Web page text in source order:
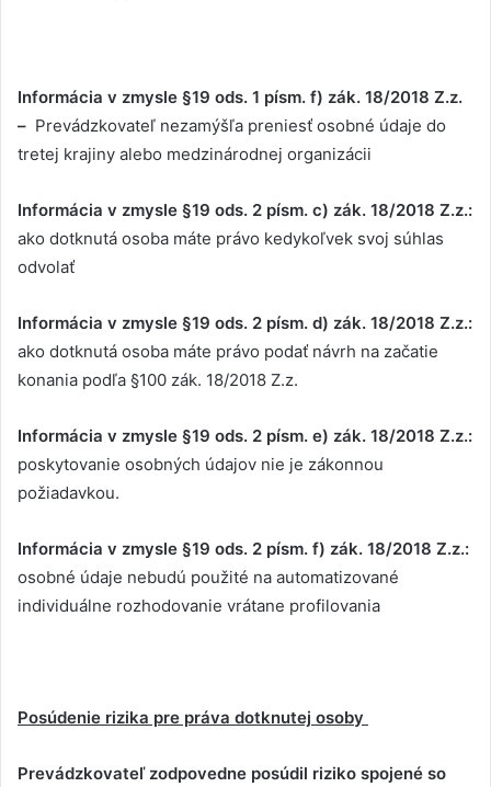
Informácia v zmysle §19 ods. 1 písm. f) zák. 18/2018 Z.z.
– Prevádzkovateľ nezamýšľa preniesť osobné údaje do
tretej krajiny alebo medzinárodnej organizácii
Informácia v zmysle §19 ods. 2 písm. c) zák. 18/2018 Z.z.:
ako dotknutá osoba máte právo kedykoľvek svoj súhlas
odvolať
Informácia v zmysle §19 ods. 2 písm. d) zák. 18/2018 Z.z.:
ako dotknutá osoba máte právo podať návrh na začatie
konania podľa §100 zák. 18/2018 Z.z.
Informácia v zmysle §19 ods. 2 písm. e) zák. 18/2018 Z.z.:
poskytovanie osobných údajov nie je zákonnou
požiadavkou.
Informácia v zmysle §19 ods. 2 písm. f) zák. 18/2018 Z.z.:
osobné údaje nebudú použité na automatizované
individuálne rozhodovanie vrátane profilovania
Posúdenie rizika pre práva dotknutej osoby
Prevádzkovateľ zodpovedne posúdil riziko spojené so